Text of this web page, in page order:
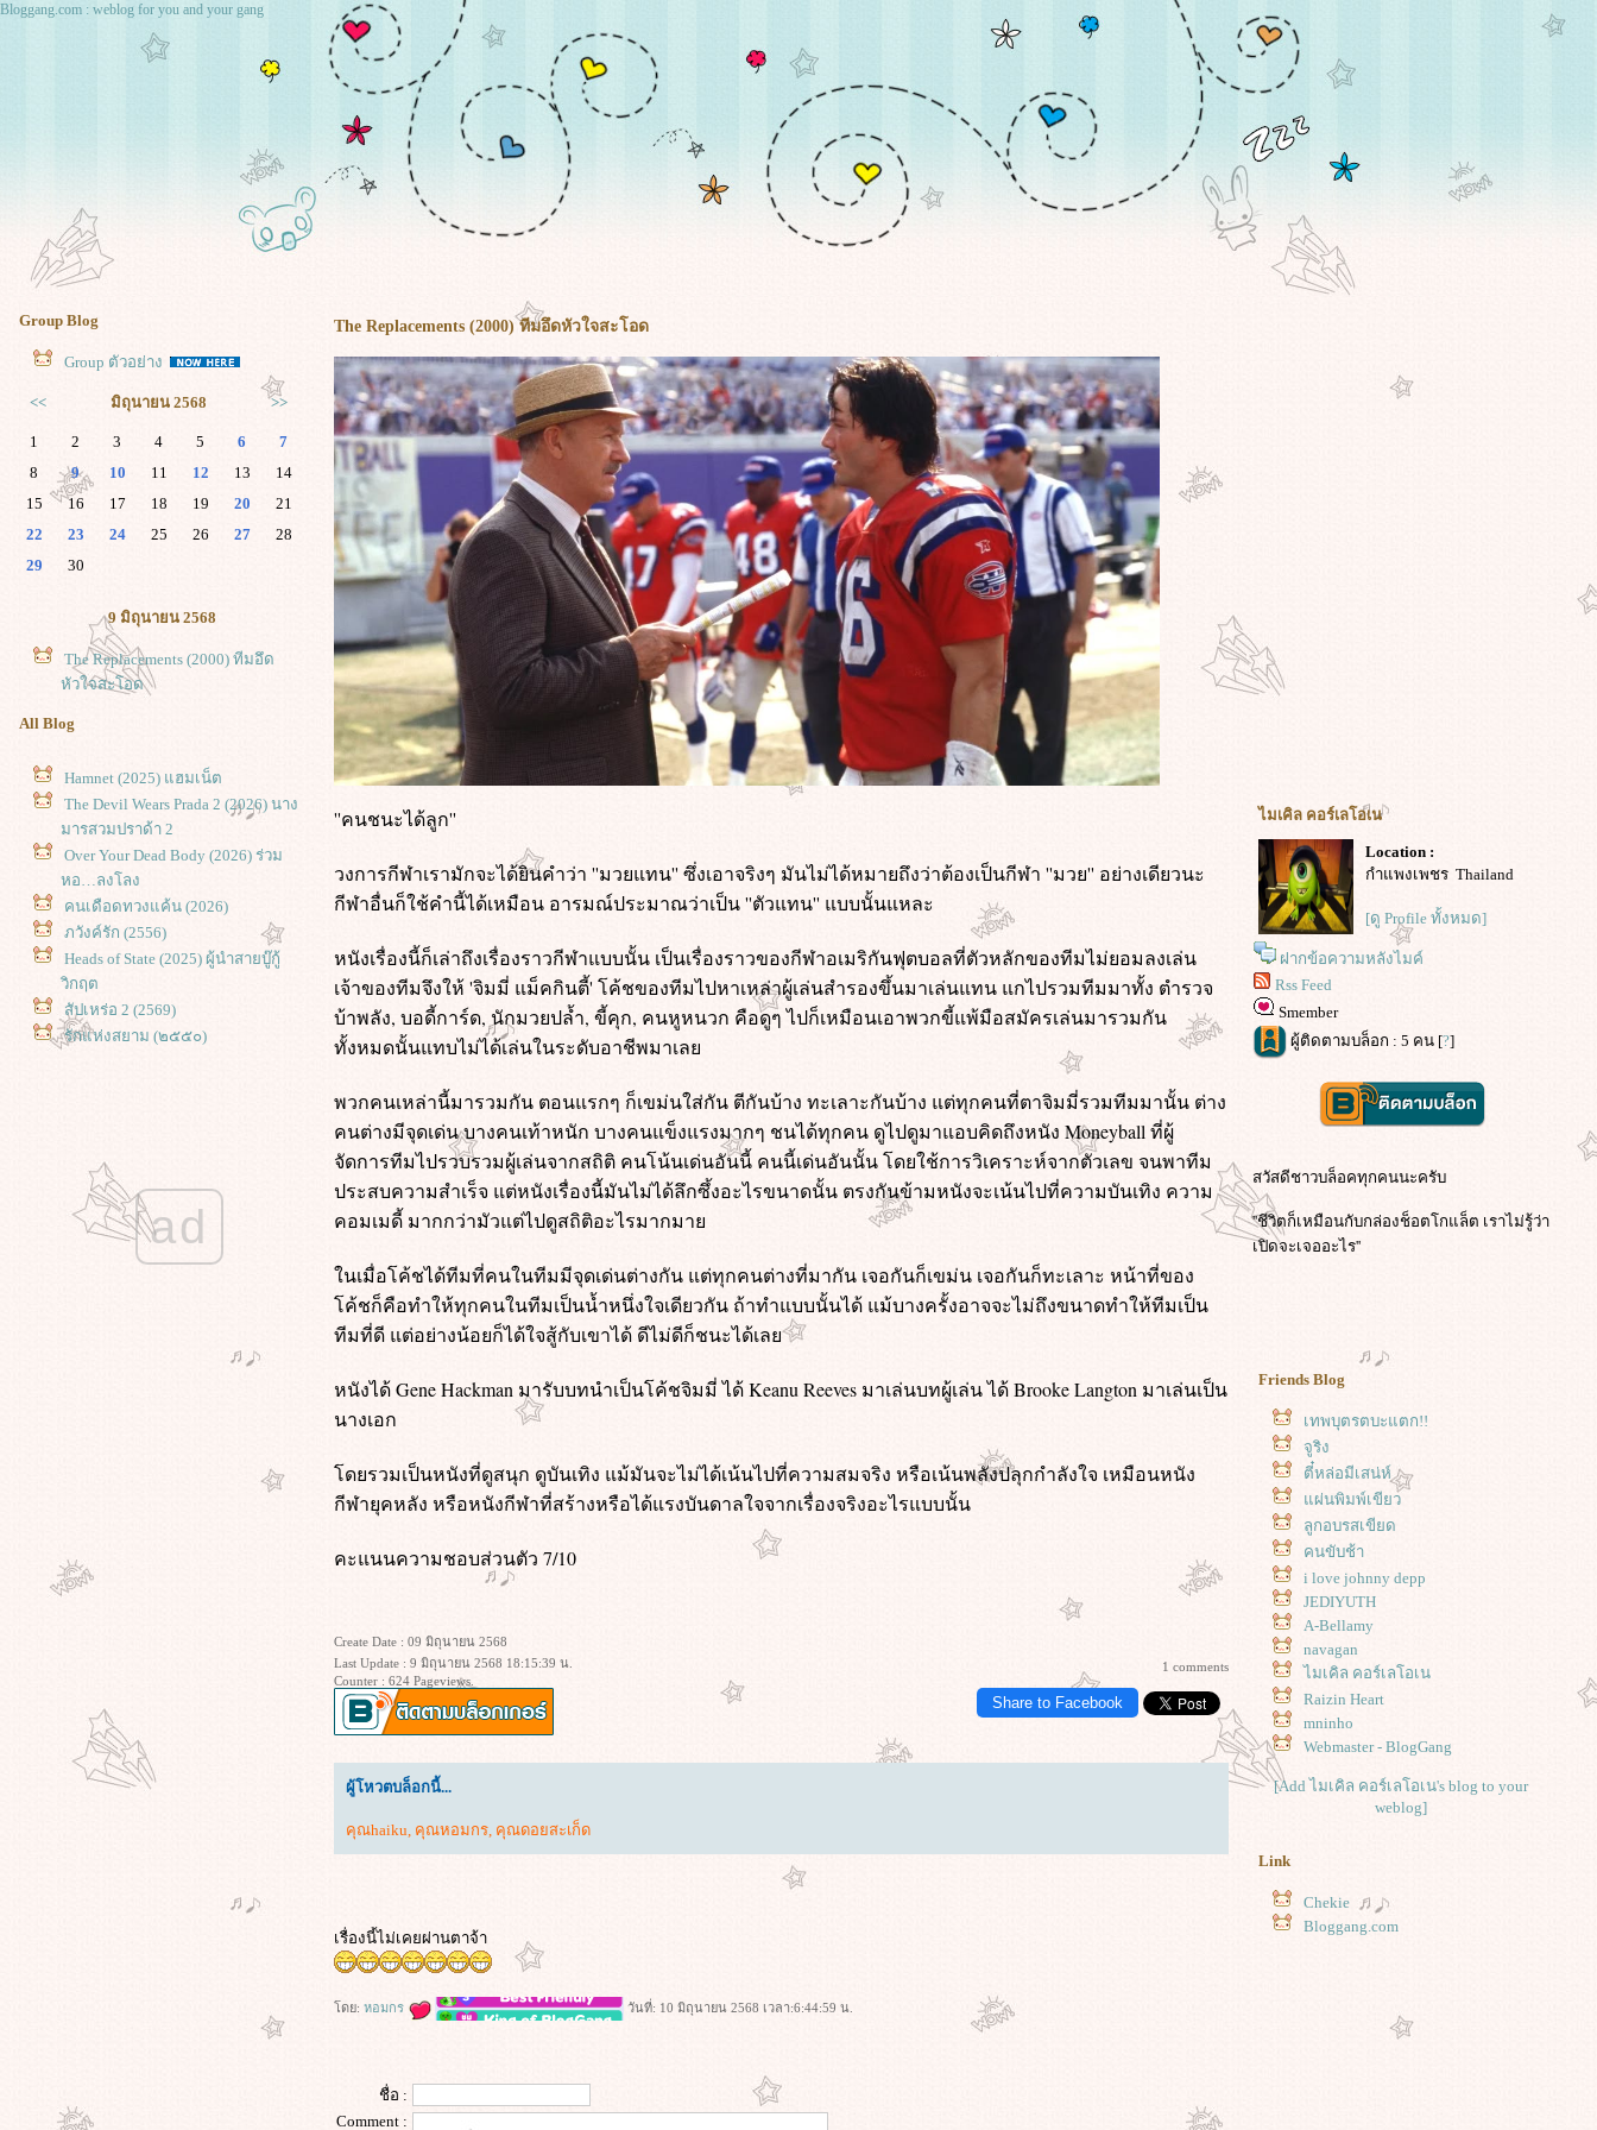
Bloggang.com : weblog for you and your gang
Group Blog
Group ตัวอย่าง
<< มิถุนายน 2568 >>
1 2 3 4 5 6
7
8
9 10 11 12 13
14
15
16 17 18 19 20
21
22
23 24 25 26 27
28
29
30
9 มิถุนายน 2568
The Replacements (2000) ทีมอึด
หัวใจสะโอด
All Blog
Hamnet (2025) แฮมเน็ต
The Devil Wears Prada 2 (2026) นาง
มารสวมปราด้า 2
Over Your Dead Body (2026) ร่วม
หอ…ลงโลง
คนเดือดทวงแค้น (2026)
ภวังค์รัก (2556)
Heads of State (2025) ผู้นำสายบู๊กู้
วิกฤต
สัปเหร่อ 2 (2569)
รักแห่งสยาม (๒๕๕๐)
Deep Water (2022) ชู้รักซ่อนลึก
Mercy (2026) 90 นาที สั่งตา
The Voyeurs (2021) ส่อง แส่ ซว
Fake โกหกทั้งเพ (2546)
Star Trek Beyond (2016) สตาร์ เทรค
(2026)
Train Dreams (2025) ทางรถไฟสา
เรตติ้ง
Project Hail Mary (2026) ภารกิจกู้
สุริยะ
The Housemaid (2025) ความลับแม่
ad
The Replacements (2000) ทีมอึดหัวใจสะโอด
''คนชนะได้ลูก''
วงการกีฬาเรามักจะได้ยินคำว่า ''มวยแทน'' ซึ่งเอาจริงๆ มันไม่ได้หมายถึงว่าต้องเป็นกีฬา ''มวย'' อย่างเดียวนะ
กีฬาอื่นก็ใช้คำนี้ได้เหมือน อารมณ์ประมาณว่าเป็น ''ตัวแทน'' แบบนั้นแหละ
หนังเรื่องนี้ก็เล่าถึงเรื่องราวกีฬาแบบนั้น เป็นเรื่องราวของกีฬาอเมริกันฟุตบอลที่ตัวหลักของทีมไม่ยอมลงเล่น
เจ้าของทีมจึงให้ 'จิมมี่ แม็คกินตี้' โค้ชของทีมไปหาเหล่าผู้เล่นสำรองขึ้นมาเล่นแทน แกไปรวมทีมมาทั้ง ตำรวจ
บ้าพลัง, บอดี้การ์ด, นักมวยปล้ำ, ขี้คุก, คนหูหนวก คือดูๆ ไปก็เหมือนเอาพวกขี้แพ้มือสมัครเล่นมารวมกัน
ทั้งหมดนั้นแทบไม่ได้เล่นในระดับอาชีพมาเล
พวกคนเหล่านี้มารวมกัน ตอนแรกๆ ก็เขม่นใส่กัน ตีกันบ้าง ทะเลาะกันบ้าง แต่ทุกคนที่ตาจิมมี่รวมทีมมานั้น ต่าง
คนต่างมีจุดเด่น บางคนเท้าหนัก บางคนแข็งแรงมากๆ ชนได้ทุกคน ดูไปดูมาแอบคิดถึงหนัง Moneyball ที่ผู้
จัดการทีมไปรวบรวมผู้เล่นจากสถิติ คนโน้นเด่นอันนี้ คนนี้เด่นอันนั้น โดยใช้การวิเคราะห์จากตัวเลข จนพาทีม
ประสบความสำเร็จ แต่หนังเรื่องนี้มันไม่ได้ลึกซึ้งอะไรขนาดนั้น ตรงกันข้ามหนังจะเน้นไปที่ความบันเทิง ความ
คอมเมดี้ มากกว่ามัวแต่ไปดูสถิติอะไรมากมา
นเมื่อโค้ชได้ทีมที่คนในทีมมีจุดเด่นต่างกัน แต่ทุกคนต่างที่มากัน เจอกันก็เขม่น เจอกันก็ทะเลาะ หน้าที่ของ
ค้ชก็คือทำให้ทุกคนในทีมเป็นน้ำหนึ่งใจเดียวกัน ถ้าทำแบบนั้นได้ แม้บางครั้งอาจจะไม่ถึงขนาดทำให้ทีมเป็น
ทีมที่ดี แต่อย่างน้อยก็ได้ใจสู้กับเขาได้ ดีไม่ดีก็ชนะได้เล
หนังได้ Gene Hackman มารับบทนำเป็นโค้ชจิมมี่ ได้ Keanu Reeves มาเล่นบทผู้เล่น ได้ Brooke Langton มาเล่นเป็น
นางเอก
ดยรวมเป็นหนังที่ดูสนุก ดูบันเทิง แม้มันจะไม่ได้เน้นไปที่ความสมจริง หรือเน้นพลังปลุกกำลังใจ เหมือนหนัง
กีฬายุคหลัง หรือหนังกีฬาที่สร้างหรือได้แรงบันดาลใจจากเรื่องจริงอะไรแบบนั้น
คะแนนความชอบส่วนตัว 7/10
Create Date : 09 มิถุนายน 2568
Last Update : 9 มิถุนายน 2568 18:15:39 น.
Counter : 624 Pageviews.
1 comments
Share to Facebook
ผู้โหวตบล็อกนี้...
คุณhaiku, คุณหอมกร, คุณดอยสะเก็ด
เรื่องนี้ไม่เคยผ่านตาจ้า
ดย: หอมกร วันที่: 10 มิถุนายน 2568 เวลา:6:44:59 น.
ชื่อ :
Comment :
ไมเคิล คอร์เลโอเน
Location :
กำแพงเพชร Thailand
[ดู Profile ทั้งหมด]
ฝากข้อความหลังไมค์
Rss Feed
Smember
ผู้ติดตามบล็อก : 5 คน [?]
สวัสดีชาวบล็อคทุกคนนะครับ
''ชีวิตก็เหมือนกับกล่องช็อตโกแล็ต เราไม่รู้ว่า
เปิดจะเจออะไร''
Friends Blog
เทพบุตรตบะแตก!!
จูริง
ตี๋หล่อมีเสน่ห์
ผ่นพิมพ์เขียว
ลูกอบรสเขียด
คนขับช้า
i love johnny depp
JEDIYUTH
A-Bellamy
navagan
ไมเคิล คอร์เลโอเน
Raizin Heart
mninho
Webmaster - BlogGang
[Add ไมเคิล คอร์เลโอเน's blog to your
weblog]
Link
Chekie
Bloggang.com